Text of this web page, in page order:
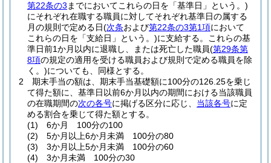
第22条の3 までにおいてこれらの日を「基準日」という。)
にそれぞれ在職する職員に対してそれぞれ基準日の属する
月の規則で定める日(次条および第22条の3第1項において
これらの日を「支給日」という。)に支給する。
これらの基
準日前1か月以内に退職し、または死亡した職員(第29条第
8項の規定の適用を受ける職員および規則で定める職員を除
く。)についても、同様とする。
2
期末手当の額は、期末手当基礎額に100分の126.25を乗じ
て得た額に、基準日以前6か月以内の期間における当該職員
の在職期間の次の各号に掲げる区分に応じ、 当該各号に定
める割合を乗じて得た額とする。
(1)
6か月 100分の100
(2)
5か月以上6か月未満 100分の80
(3)
3か月以上5か月未満 100分の60
(4)
3か月未満 100分の30